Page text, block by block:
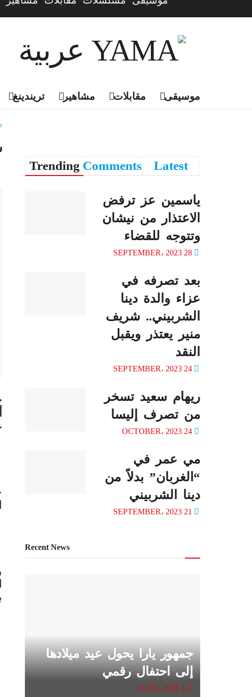
تريندينغ مشاهير مقابلات موسيقى
Trending Comments Latest
ياسمين عز ترفض
الاعتذار من نيشان
وتتوجه للقضاء
بعد تصرفه في
عزاء والدة دينا
الشربيني.. شريف
منير يعتذر ويقبل
النقد
ريهام سعيد تسخر
من تصرف إليسا
مي عمر في
“الغربان” بدلاً من
دينا الشربيني
Recent News
جمهور يارا يحول عيد ميلادها
إلى احتفال رقمي